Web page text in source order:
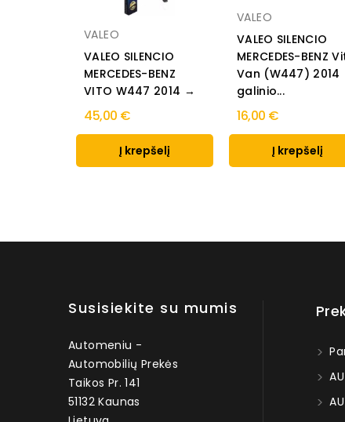
VALEO
VALEO SILENCIO
MERCEDES-BENZ
VITO W447 2014 →
45,00 €
Į krepšelį
VALEO
VALEO SILENCIO
MERCEDES-BENZ
Van (W447) 2014
galinio...
16,00 €
Į krepšelį
Susisiekite su mumis
Automeniu -
Automobilių Prekės
Taikos Pr. 141
51132 Kaunas